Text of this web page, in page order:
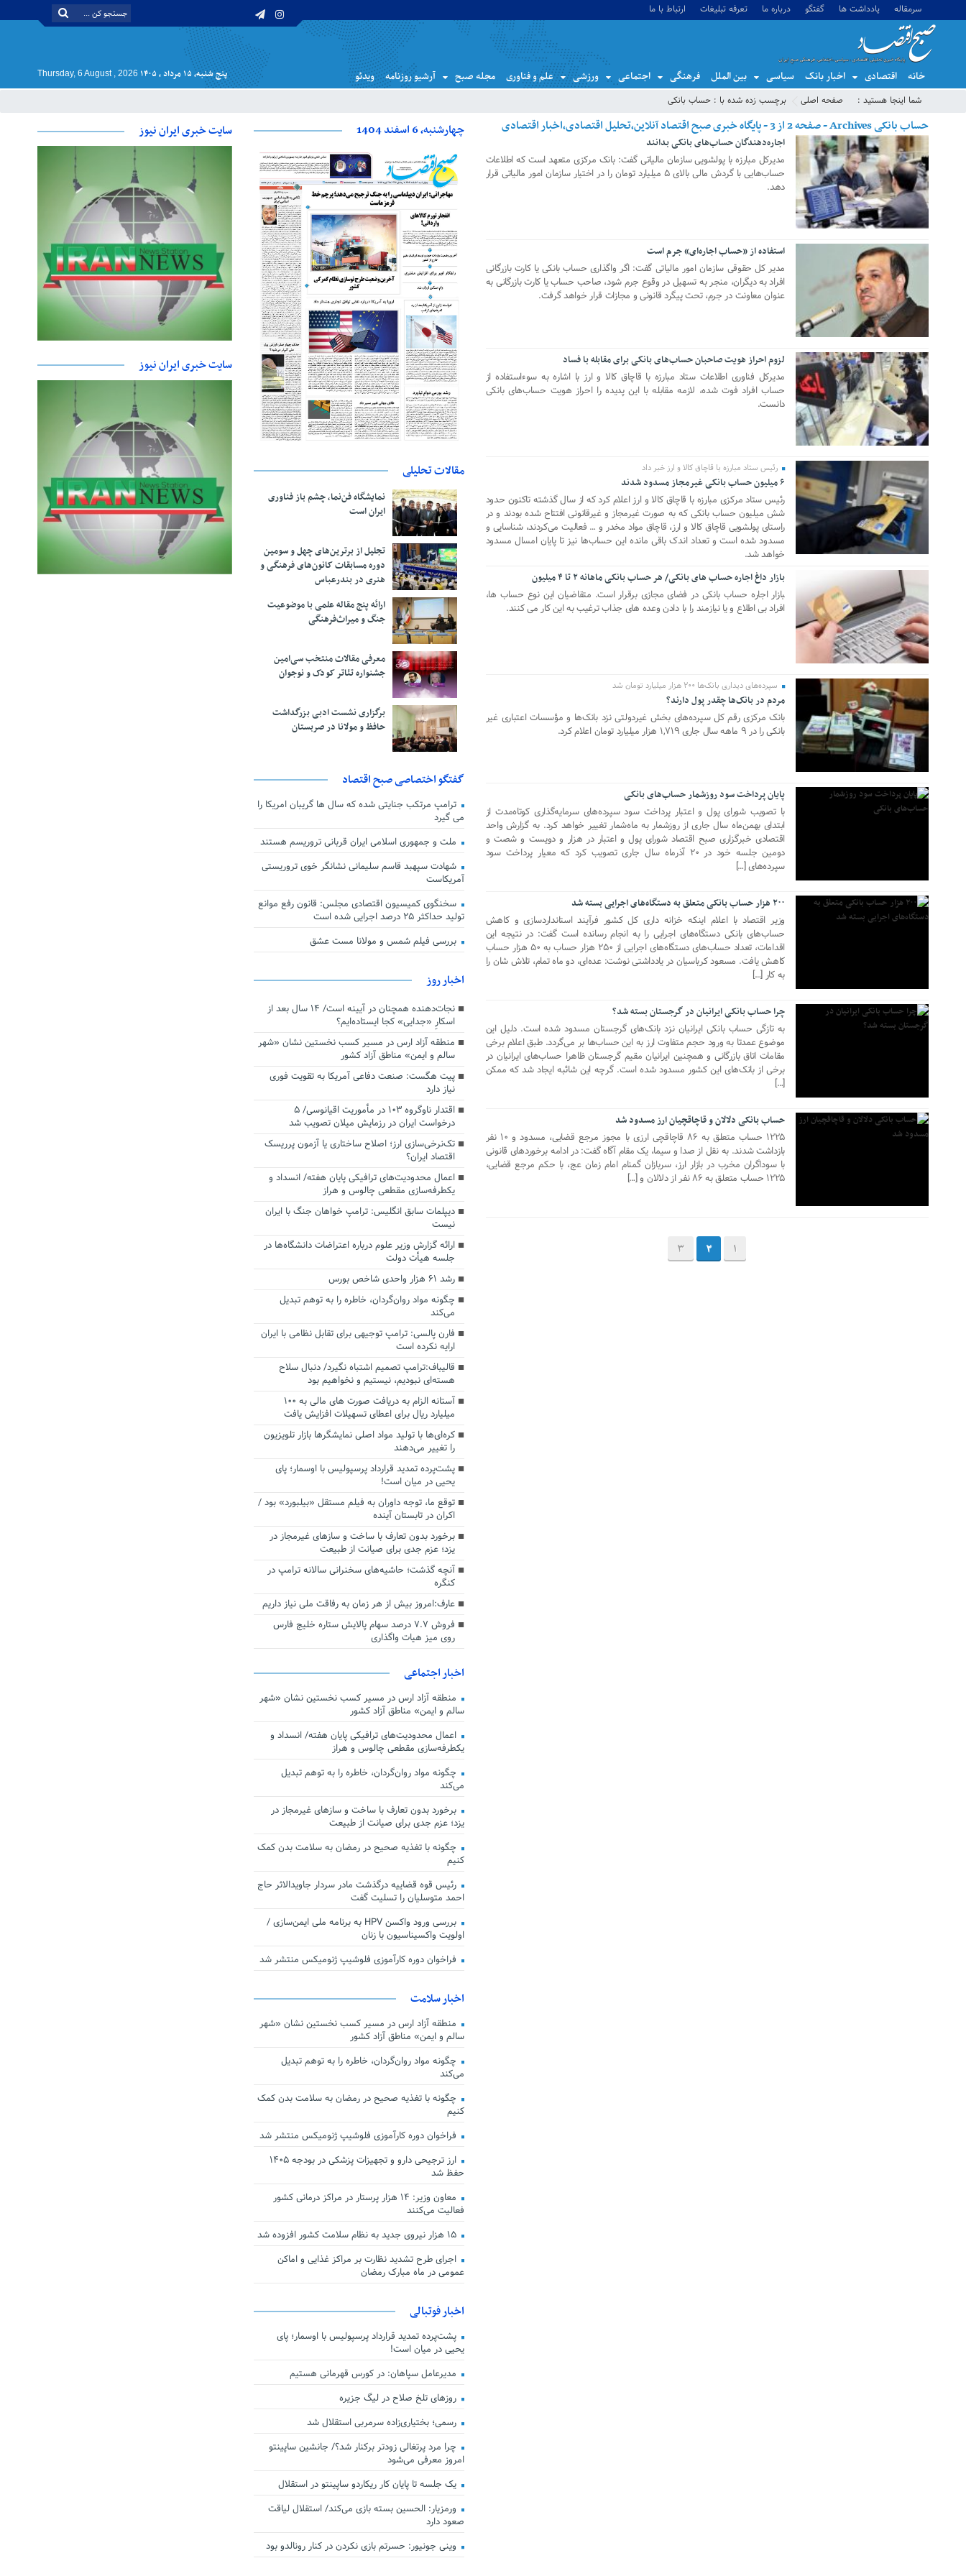
سرمقاله یادداشت ها گفتگو درباره ما تعرفه تبلیغات ارتباط با ما
خانه اقتصادی اخبار بانک سیاسی بین الملل فرهنگی اجتماعی ورزشی علم و فناوری مجله صبح آرشیو روزنامه ویدئو پنج شنبه, ۱۵ مرداد , ۱۴۰۵ Thursday, 6 August , 2026
شما اینجا هستید : صفحه اصلی برچسب زده شده با : حساب بانکی
حساب بانکی Archives - صفحه 2 از 3 - پایگاه خبری صبح اقتصاد آنلاین،تحلیل اقتصادی،اخبار اقتصادی
12 اکتبر 2019
اجاره‌دهندگان حساب‌های بانکی بدانند
مدیرکل مبارزه با پولشویی سازمان مالیاتی گفت: بانک مرکزی متعهد است که اطلاعات
حساب‌هایی با گردش مالی بالای ۵ میلیارد تومان را در اختیار سازمان امور مالیاتی قرار
دهد.
استفاده از «حساب اجاره‌ای» جرم است
مدیر کل حقوقی سازمان امور مالیاتی گفت: اگر واگذاری حساب بانکی یا کارت بازرگانی
افراد به دیگران، منجر به تسهیل در وقوع جرم شود، صاحب حساب یا کارت بازرگانی به
عنوان معاونت در جرم، تحت پیگرد قانونی و مجازات قرار خواهد گرفت.
04 سپتامبر 2019
لزوم احراز هویت صاحبان حساب‌های بانکی برای مقابله با فساد
مدیرکل فناوری اطلاعات ستاد مبارزه با قاچاق کالا و ارز با اشاره به سوءاستفاده از
حساب افراد فوت شده، لازمه مقابله با این پدیده را احراز هویت حساب‌های بانکی
دانست.
03 جولای 2019
رئیس ستاد مبارزه با قاچاق کالا و ارز خبر داد
۶ میلیون حساب بانکی غیرمجاز مسدود شدند
رئیس ستاد مرکزی مبارزه با قاچاق کالا و ارز اعلام کرد که از سال گذشته تاکنون حدود
شش میلیون حساب بانکی که به صورت غیرمجاز و غیرقانونی افتتاح شده بودند و در
راستای پولشویی قاچاق کالا و ارز، قاچاق مواد مخدر و … فعالیت می‌کردند، شناسایی و
مسدود شده است و تعداد اندک باقی مانده این حساب‌ها نیز تا پایان امسال مسدود
خواهد شد.
بازار داغ اجاره حساب های بانکی/ هر حساب بانکی ماهانه ۲ تا ۴ میلیون
‍‍‍بازار اجاره حساب بانکی در فضای مجازی برقرار است. متقاضیان این نوع حساب ها،
افراد بی اطلاع و یا نیازمند را با دادن وعده های جذاب ترغیب به این کار می کنند.
24 فوریه 2019
سپرده‌های دیداری بانک‌ها ۲۰۰ هزار میلیارد تومان شد
مردم در بانک‌ها چقدر پول دارند؟
بانک مرکزی رقم کل سپرده‌های بخش غیردولتی نزد بانک‌ها و مؤسسات اعتباری غیر
بانکی را در ۹ ماهه سال جاری ۱,۷۱۹ هزار میلیارد تومان اعلام کرد.
پایان پرداخت سود روزشمار حساب‌های بانکی
با تصویب شورای پول و اعتبار پرداخت سود سپرده‌های سرمایه‌گذاری کوتاه‌مدت از
ابتدای بهمن‌ماه سال جاری از روزشمار به ماه‌شمار تغییر خواهد کرد. به گزارش واحد
اقتصادی خبرگزاری صبح اقتصاد شورای پول و اعتبار در هزار و دویست و شصت و
دومین جلسه خود در ۲۰ آذرماه سال جاری تصویب کرد که معیار پرداخت سود
سپرده‌های […]
۲۰۰ هزار حساب بانکی متعلق به دستگاه‌های اجرایی بسته شد
وزیر اقتصاد با اعلام اینکه خزانه داری کل کشور فرآیند‎ استانداردسازی و کاهش
حساب‌های بانکی دستگاه‌های اجرایی را به انجام رسانده‌ است گفت: در نتیجه این
اقدامات، تعداد حساب‌های دستگاه‌های اجرایی از ۲۵۰ هزار حساب به ۵۰ هزار حساب
کاهش یافت. مسعود کرباسیان در یادداشتی نوشت: ‎عده‌ای، دو ماه تمام، تلاش شان را
به کار […]
چرا حساب بانکی ایرانیان در گرجستان بسته شد؟
به تازگی حساب بانکی ایرانیان نزد بانک‌های گرجستان مسدود شده است. دلیل این
موضوع عمدتا به ورود حجم متفاوت ارز به این حساب‌ها بر می‌گردد. طبق اعلام برخی
مقامات اتاق بازرگانی و همچنین ایرانیان مقیم گرجستان ظاهرا حساب‌های ایرانیان در
برخی از بانک‌های این کشور مسدود شده است. گرچه این شائبه ایجاد شد که ممکن
[…]
حساب بانکی دلالان و قاچاقچیان ارز مسدود شد
۱۲۲۵ حساب متعلق به ۸۶ قاچاقچی ارزی با مجوز مرجع قضایی، مسدود و ۱۰ نفر
بازداشت شدند. به نقل از صدا و سیما، یک مقام آگاه گفت: در ادامه برخوردهای قانونی
با سوداگران مخرب در بازار ارز، سربازان گمنام امام زمان عج، با حکم مرجع قضایی،
۱۲۲۵ حساب متعلق به ۸۶ نفر از دلالان و […]
1
2
3
چهارشنبه، 6 اسفند 1404
مقالات تحلیلی
نمایشگاه فن‌نما، چشم باز فناوری
ایران است
تجلیل از بر‌ترین‌های چهل و سومین
دوره مسابقات کانون‌های فرهنگی و
هنری در بندرعباس
ارائه پنج مقاله علمی با موضوعیت
جنگ و میراث‌فرهنگی
معرفی مقالات منتخب سی‌امین
جشنواره تئاتر کودک و نوجوان
برگزاری نشست ادبی بزرگداشت
حافظ و مولانا در صربستان
گفتگو اختصاصی صبح اقتصاد
ترامپ مرتکب جنایتی شده که سال ها گریبان امریکا را
می گیرد
ملت و جمهوری اسلامی ایران قربانی تروریسم هستند
شهادت سپهبد قاسم سلیمانی نشانگر خوی تروریستی
آمریکاست
سخنگوی کمیسیون اقتصادی مجلس: قانون رفع موانع
تولید حداکثر ۲۵ درصد اجرایی شده است
بررسی فیلم شمس و مولانا مست عشق
اخبار روز
نجات‌دهنده‌ همچنان در آیینه است/ ۱۴ سال بعد از
اسکارِ «جدایی» کجا ایستاده‌ایم؟
منطقه آزاد ارس در مسیر کسب نخستین نشان «شهر
سالم و ایمن» مناطق آزاد کشور
پیت هگست: صنعت دفاعی آمریکا به تقویت فوری
نیاز دارد
اقتدار ناوگروه ۱۰۳ در مأموریت‌ اقیانوسی/ ۵
درخواست ایران در رزمایش میلان تصویب شد
تک‌نرخی‌سازی ارز؛ اصلاح ساختاری یا آزمون پرریسک
اقتصاد ایران؟
اعمال محدودیت‌های ترافیکی پایان هفته/ انسداد و
یکطرفه‌سازی مقطعی چالوس و هراز
دیپلمات سابق انگلیس:‌ ترامپ خواهان جنگ با ایران
نیست
ارائه گزارش وزیر علوم درباره اعتراضات دانشگاه‌ها در
جلسه هیأت دولت
رشد ۶۱ هزار واحدی شاخص بورس
چگونه مواد روان‌گردان، خاطره را به توهم تبدیل
می‌کند
فارن پالسی: ترامپ توجیهی برای تقابل نظامی با ایران
ارایه نکرده است
قالیباف:ترامپ تصمیم اشتباه نگیرد/ دنبال سلاح
هسته‌ای نبودیم، نیستیم و نخواهیم بود
آستانه الزام به دریافت صورت های مالی به ۱۰۰
میلیارد ریال برای اعطای تسهیلات افزایش یافت
کره‌ای‌ها با تولید مواد اصلی نمایشگرها بازار تلویزیون
را تغییر می‌دهند
پشت‌پرده تمدید قرارداد پرسپولیس با اوسمار؛ پای
یحیی در میان است!
توقع ما، توجه داوران به فیلم مستقل «بیلبورد» بود /
اکران در تابستان آینده
برخورد بدون تعارف با ساخت‌ و سازهای غیرمجاز در
یزد؛ عزم جدی برای صیانت از طبیعت
آنچه گذشت؛ حاشیه‌های سخنرانی سالانه ترامپ در
کنگره
عارف:امروز بیش از هر زمان به رفاقت ملی نیاز داریم
فروش ۷.۷ درصد سهام پالایش ستاره خلیج فارس
روی میز هیات واگذاری
اخبار اجتماعی
منطقه آزاد ارس در مسیر کسب نخستین نشان «شهر
سالم و ایمن» مناطق آزاد کشور
اعمال محدودیت‌های ترافیکی پایان هفته/ انسداد و
یکطرفه‌سازی مقطعی چالوس و هراز
چگونه مواد روان‌گردان، خاطره را به توهم تبدیل
می‌کند
برخورد بدون تعارف با ساخت‌ و سازهای غیرمجاز در
یزد؛ عزم جدی برای صیانت از طبیعت
چگونه با تغذیه صحیح در رمضان به سلامت بدن کمک
کنیم
رئیس قوه قضاییه درگذشت مادر سردار جاویدالاثر حاج
احمد متوسلیان را تسلیت گفت
بررسی ورود واکسن HPV به برنامه ملی ایمن‌سازی /
اولویت واکسیناسیون با زنان
فراخوان دوره کارآموزی فلوشیپ ژنومیکس منتشر شد
اخبار سلامت
منطقه آزاد ارس در مسیر کسب نخستین نشان «شهر
سالم و ایمن» مناطق آزاد کشور
چگونه مواد روان‌گردان، خاطره را به توهم تبدیل
می‌کند
چگونه با تغذیه صحیح در رمضان به سلامت بدن کمک
کنیم
فراخوان دوره کارآموزی فلوشیپ ژنومیکس منتشر شد
ارز ترجیحی دارو و تجهیزات پزشکی در بودجه ۱۴۰۵
حفظ شد
معاون وزیر: ۱۴ هزار پرستار در مراکز درمانی کشور
فعالیت می‌کنند
۱۵ هزار نیروی جدید به نظام سلامت کشور افزوده شد
اجرای طرح تشدید نظارت بر مراکز غذایی و اماکن
عمومی در ماه مبارک رمضان
اخبار فوتبالی
پشت‌پرده تمدید قرارداد پرسپولیس با اوسمار؛ پای
یحیی در میان است!
مدیرعامل سپاهان: در کورس قهرمانی هستیم
روزهای تلخ صلاح در لیگ جزیره
رسمی؛ بختیاری‌زاده سرمربی استقلال شد
چرا مرد پرتغالی زودتر برکنار شد؟/ جانشین ساپینتو
امروز معرفی می‌شود
یک جلسه تا پایان کار ریکاردو ساپینتو در استقلال
ورمزیار: الحسین بسته بازی می‌کند/ استقلال لیاقت
صعود دارد
وینی جونیور: حسرتم بازی نکردن در کنار رونالدو بود
سایت خبری ایران نیوز
سایت خبری ایران نیوز